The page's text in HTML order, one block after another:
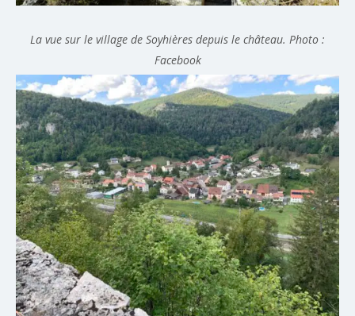
La vue sur le village de Soyhières depuis le château. Photo :
Facebook